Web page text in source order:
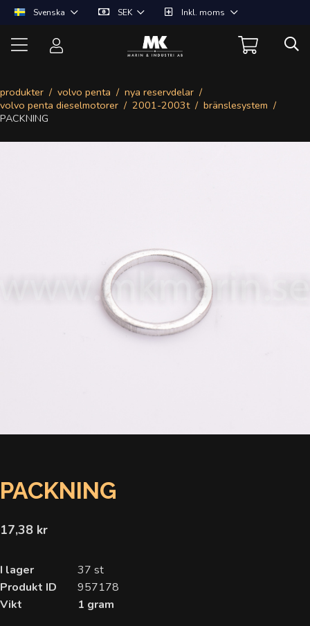
Svenska SEK Inkl. moms
produkter volvo penta
nya reservdelar
volvo penta dieselmotorer
2001-2003t
bränslesystem
PACKNING
PACKNING
17,38 kr
I lager
37 st
Produkt ID
957178
Vikt
1 gram